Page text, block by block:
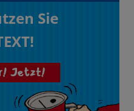
Sie
Jetzt!